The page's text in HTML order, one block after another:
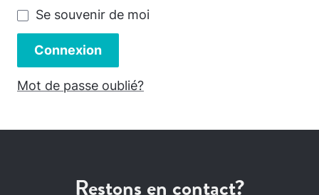
Se souvenir de moi
Connexion
Mot de passe oublié?
Restons en contact?